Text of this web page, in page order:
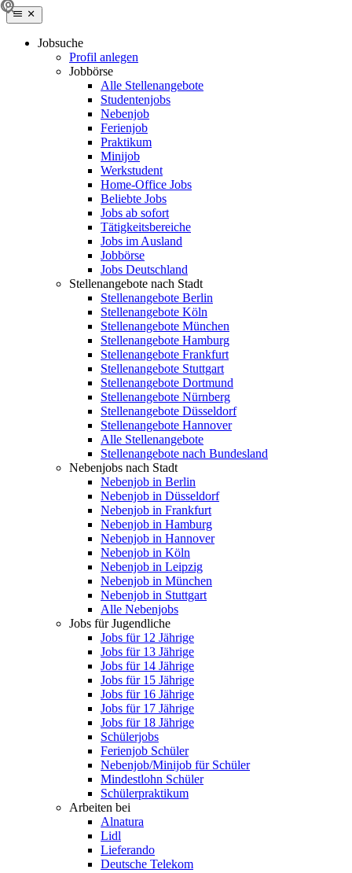
Jobsuche
Profil anlegen
Jobbörse
Alle Stellenangebote
Studentenjobs
Nebenjob
Ferienjob
Praktikum
Minijob
Werkstudent
Home-Office Jobs
Beliebte Jobs
Jobs ab sofort
Tätigkeitsbereiche
Jobs im Ausland
Jobbörse
Jobs Deutschland
Stellenangebote nach Stadt
Stellenangebote Berlin
Stellenangebote Köln
Stellenangebote München
Stellenangebote Hamburg
Stellenangebote Frankfurt
Stellenangebote Stuttgart
Stellenangebote Dortmund
Stellenangebote Nürnberg
Stellenangebote Düsseldorf
Stellenangebote Hannover
Alle Stellenangebote
Stellenangebote nach Bundesland
Nebenjobs nach Stadt
Nebenjob in Berlin
Nebenjob in Düsseldorf
Nebenjob in Frankfurt
Nebenjob in Hamburg
Nebenjob in Hannover
Nebenjob in Köln
Nebenjob in Leipzig
Nebenjob in München
Nebenjob in Stuttgart
Alle Nebenjobs
Jobs für Jugendliche
Jobs für 12 Jährige
Jobs für 13 Jährige
Jobs für 14 Jährige
Jobs für 15 Jährige
Jobs für 16 Jährige
Jobs für 17 Jährige
Jobs für 18 Jährige
Schülerjobs
Ferienjob Schüler
Nebenjob/Minijob für Schüler
Mindestlohn Schüler
Schülerpraktikum
Arbeiten bei
Alnatura
Lidl
Lieferando
Deutsche Telekom